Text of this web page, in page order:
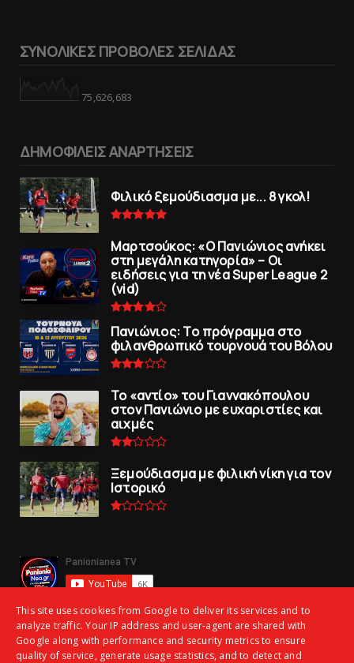
ΣΥΝΟΛΙΚΕΣ ΠΡΟΒΟΛΕΣ ΣΕΛΙΔΑΣ
75,626,683
ΔΗΜΟΦΙΛΕΙΣ ΑΝΑΡΤΗΣΕΙΣ
Φιλικό ξεμούδιασμα με... 8 γκολ!
Μαρτσούκος: «Ο Πανιώνιος ανήκει
στη μεγάλη κατηγορία» – Οι
ειδήσεις για τη νέα Super League 2
(vid)
Πανιώνιoς: Tο πρόγραμμα στο
φιλανθρωπικό τουρνουά του Bόλου
To «αντίο» του Γιαννακόπουλου
στον Πανιώνιο με ευχαριστίες και
αιχμές
Ξεμούδιασμα με φιλική νίκη για τoν
Iστορικό
This site uses cookies from Google to deliver its services and to
analyze traffic. Your IP address and user-agent are shared with
Google along with performance and security metrics to ensure
quality of service, generate usage statistics, and to detect and